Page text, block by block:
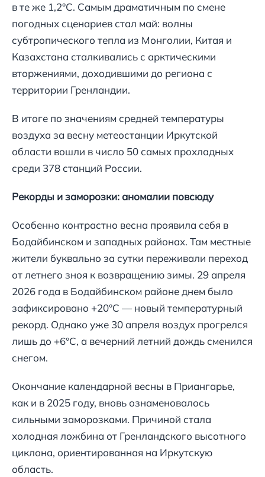
в те же 1,2°С. Самым драматичным по смене
погодных сценариев стал май: волны
субтропического тепла из Монголии, Китая и
Казахстана сталкивались с арктическими
вторжениями, доходившими до региона с
территории Гренландии.
В итоге по значениям средней температуры
воздуха за весну метеостанции Иркутской
области вошли в число 50 самых прохладных
среди 378 станций России.
Рекорды и заморозки: аномалии повсюду
Особенно контрастно весна проявила себя в
Бодайбинском и западных районах. Там местные
жители буквально за сутки переживали переход
от летнего зноя к возвращению зимы. 29 апреля
2026 года в Бодайбинском районе днем было
зафиксировано +20°С — новый температурный
рекорд. Однако уже 30 апреля воздух прогрелся
лишь до +6°С, а вечерний летний дождь сменился
снегом.
Окончание календарной весны в Приангарье,
как и в 2025 году, вновь ознаменовалось
сильными заморозками. Причиной стала
холодная ложбина от Гренландского высотного
циклона, ориентированная на Иркутскую
область.